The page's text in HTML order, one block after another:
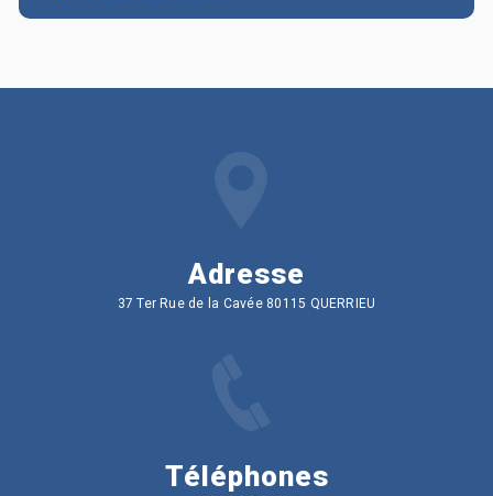
Adresse
37 Ter Rue de la Cavée 80115 QUERRIEU
Téléphones